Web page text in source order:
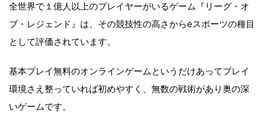
全世界で１億人以上のプレイヤーがいるゲーム『リーグ・オ
ブ・レジェンド』は、その競技性の高さからeスポーツの種目
として評価されています。
基本プレイ無料のオンラインゲームというだけあってプレイ
環境さえ整っていれば初めやすく、無数の戦術があり奥の深
いゲームです。